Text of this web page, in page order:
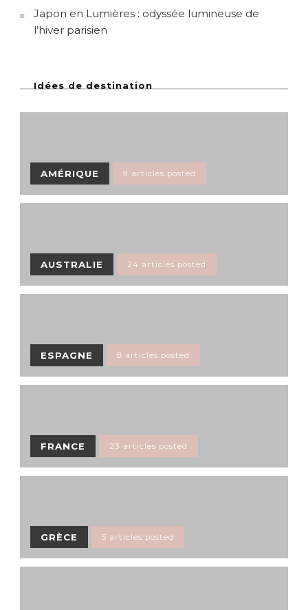
Japon en Lumières : odyssée lumineuse de
l’hiver parisien
Idées de destination
AMÉRIQUE 9 articles posted
AUSTRALIE 24 articles posted
ESPAGNE 8 articles posted
FRANCE 23 articles posted
GRÈCE 5 articles posted